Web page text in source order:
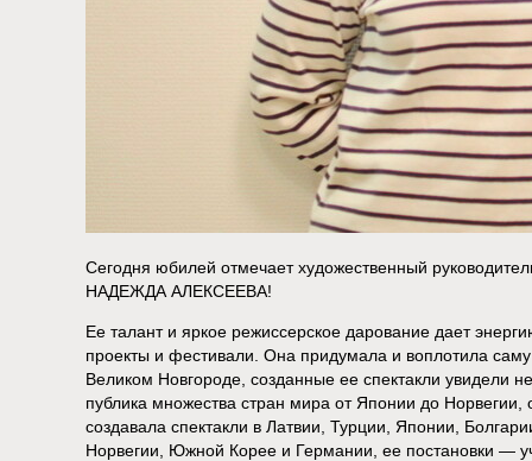
Сегодня юбилей отмечает художественный
НАДЕЖДА АЛЕКСЕЕВА!
Ее талант и яркое режиссерское дарование дает
проекты и фестивали. Она придумала и воплотила
Великом Новгороде, созданные ее спектакли увидели
публика множества стран мира от Японии до
создавала спектакли в Латвии, Турции, Японии,
Норвегии, Южной Корее и Германии, ее постановки —